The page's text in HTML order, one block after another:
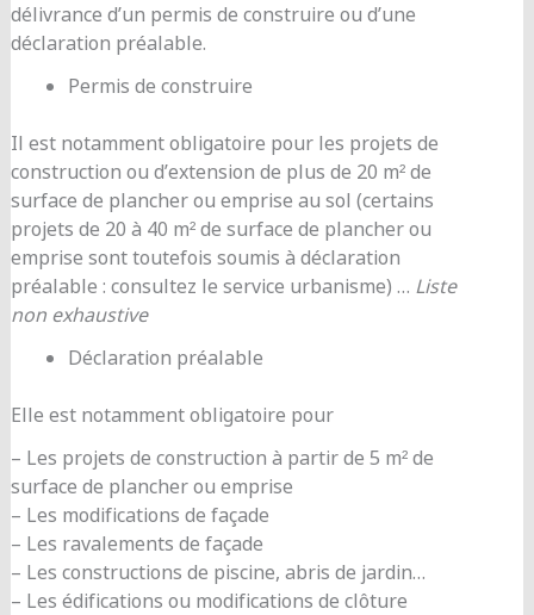
délivrance d’un permis de construire ou d’une
déclaration préalable.
Permis de construire
Il est notamment obligatoire pour les projets de
construction ou d’extension de plus de 20 m² de
surface de plancher ou emprise au sol (certains
projets de 20 à 40 m² de surface de plancher ou
emprise sont toutefois soumis à déclaration
préalable : consultez le service urbanisme) … Liste
non exhaustive
Déclaration préalable
Elle est notamment obligatoire pour
– Les projets de construction à partir de 5 m² de
surface de plancher ou emprise
– Les modifications de façade
– Les ravalements de façade
– Les constructions de piscine, abris de jardin…
– Les édifications ou modifications de clôture